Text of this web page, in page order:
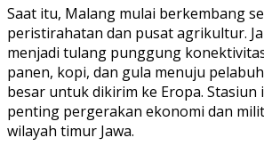
Saat itu, Malang mulai berkembang
peristirahatan dan pusat agrikultur.
menjadi tulang punggung
panen, kopi, dan gula menuju
besar untuk dikirim ke Eropa. Stasiun
penting pergerakan ekonomi dan
wilayah timur Jawa.